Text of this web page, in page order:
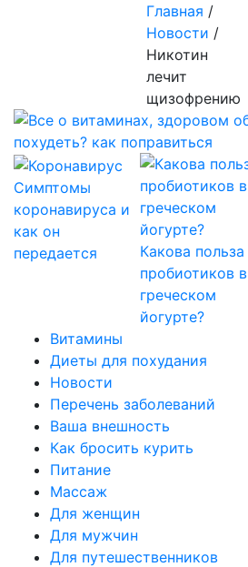
Главная /
Новости /
Никотин
лечит
щизофрению
Симптомы
коронавируса и
как он
передается
Какова польза
пробиотиков в
греческом
йогурте?
Витамины
Диеты для похудания
Новости
Перечень заболеваний
Ваша внешность
Как бросить курить
Питание
Массаж
Для женщин
Для мужчин
Для путешественников